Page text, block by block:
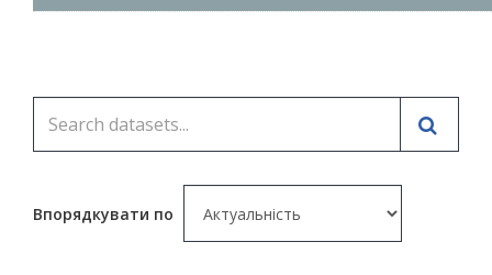
Впорядкувати по